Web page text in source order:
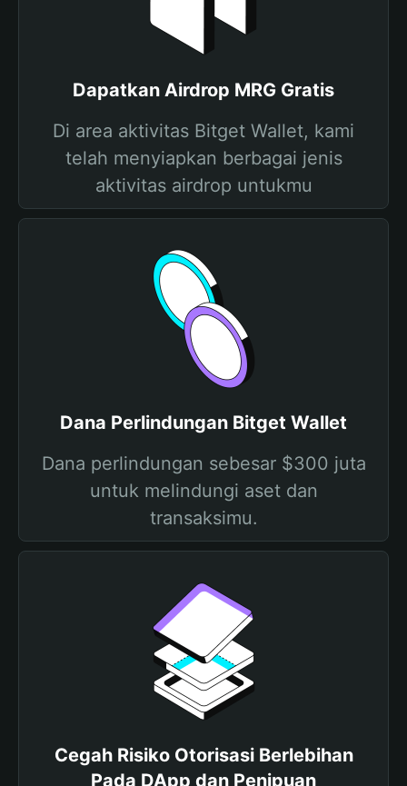
Dapatkan Airdrop MRG Gratis
Di area aktivitas Bitget Wallet, kami
telah menyiapkan berbagai jenis
aktivitas airdrop untukmu
Dana Perlindungan Bitget Wallet
Dana perlindungan sebesar $300 juta
untuk melindungi aset dan
transaksimu.
Cegah Risiko Otorisasi Berlebihan
Pada DApp dan Penipuan